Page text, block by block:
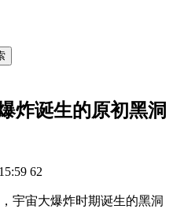
炸诞生的原初黑洞
62
宇宙大爆炸时期诞生的黑洞